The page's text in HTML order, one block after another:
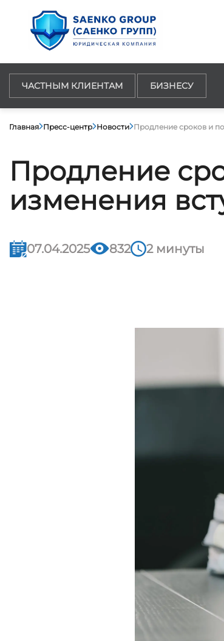
ЧАСТНЫМ КЛИЕНТАМ БИЗНЕСУ
Главная Пресс-центр Новости Продление сроков и
Продление
изменения
07.04.2025 832 2 минуты